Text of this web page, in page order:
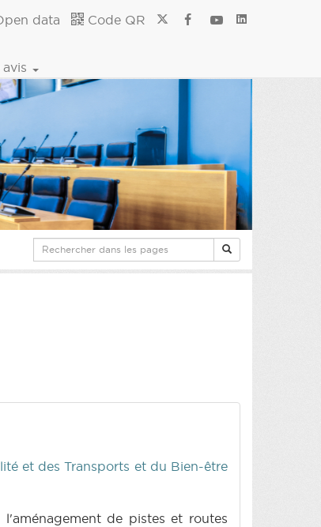
data Code QR
et des Transports et du Bien-être
de pistes et routes